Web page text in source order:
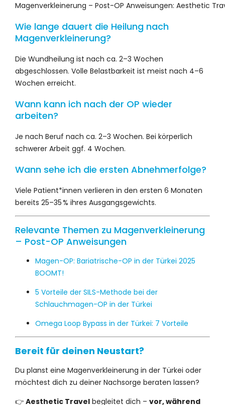
Magenverkleinerung – Post-OP Anweisungen: Aesthetic
Wie lange dauert die Heilung nach
Magenverkleinerung?
Die Wundheilung ist nach ca. 2–3 Wochen
abgeschlossen. Volle Belastbarkeit ist meist nach 4–6
Wochen erreicht.
Wann kann ich nach der OP wieder
arbeiten?
Je nach Beruf nach ca. 2–3 Wochen. Bei körperlich
schwerer Arbeit ggf. 4 Wochen.
Wann sehe ich die ersten Abnehmerfolge?
Viele Patient*innen verlieren in den ersten 6 Monaten
bereits 25–35 % ihres Ausgangsgewichts.
Relevante Themen zu Magenverkleinerung
– Post-OP Anweisungen
Magen-OP: Bariatrische-OP in der Türkei 2025
BOOMT!
5 Vorteile der SILS-Methode bei der
Schlauchmagen-OP in der Türkei
Omega Loop Bypass in der Türkei: 7 Vorteile
Bereit für deinen Neustart?
Du planst eine Magenverkleinerung in der Türkei oder
möchtest dich zu deiner Nachsorge beraten lassen?
👉 Aesthetic Travel begleitet dich – vor, während